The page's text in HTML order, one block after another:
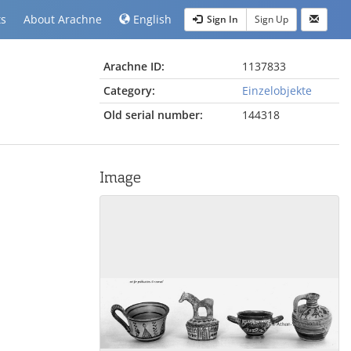
About Arachne English Sign In Sign Up
Arachne ID:
1137833
Category:
Einzelobjekte
Old serial number:
144318
Image